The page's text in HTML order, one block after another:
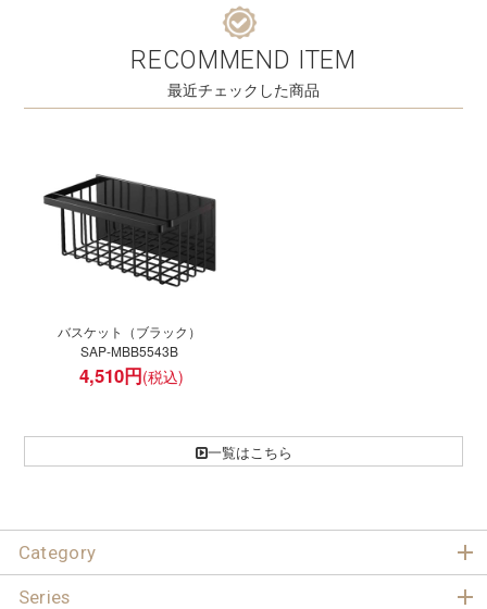
RECOMMEND ITEM
最近チェックした商品
バスケット（ブラック）
SAP-MBB5543B
4,510円
一覧はこちら
Category
Series